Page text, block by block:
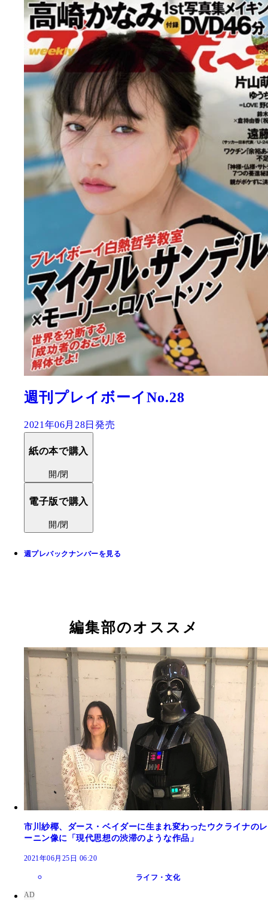
週刊プレイボーイNo.28
2021年06月28日発売
紙の本で購入
開/閉
電子版で購入
開/閉
週プレバックナンバーを見る
編集部のオススメ
市川紗椰、ダース・ベイダーに生まれ変わったウクライナのレ
ーニン像に「現代思想の渋滞のような作品」
2021年06月25日 06:20
ライフ・文化